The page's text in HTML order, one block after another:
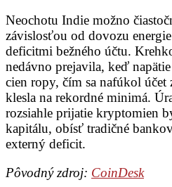
Neochotu Indie možno
závislosťou od dovozu
deficitmi bežného účtu.
nedávno prejavila, keď
cien ropy, čím sa nafúkol účet
klesla na rekordné minimá.
rozsiahle prijatie kryptomien
kapitálu, obísť tradičné
externý deficit.
Pôvodný zdroj: CoinDesk